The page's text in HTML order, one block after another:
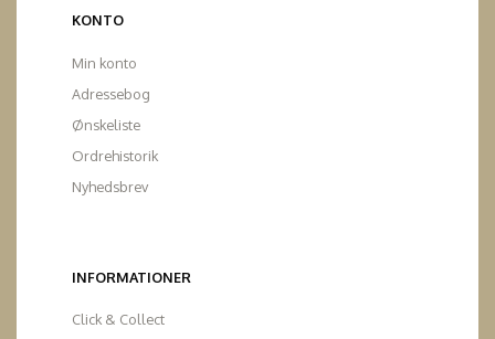
KONTO
Min konto
Adressebog
Ønskeliste
Ordrehistorik
Nyhedsbrev
INFORMATIONER
Click & Collect